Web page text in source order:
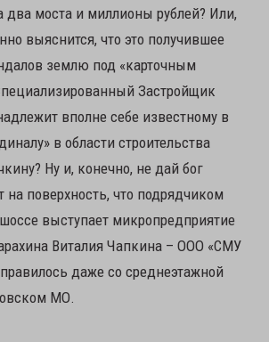
два моста и миллионы рублей? Или,
выяснится, что это получившее
землю под «карточным
Застройщик
вполне себе известному в
в области строительства
Ну и, конечно, не дай бог
на поверхность, что подрядчиком
выступает микропредприятие
Виталия Чапкина – ООО «СМУ
даже со среднеэтажной
МО.